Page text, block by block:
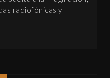
radiofónicas y